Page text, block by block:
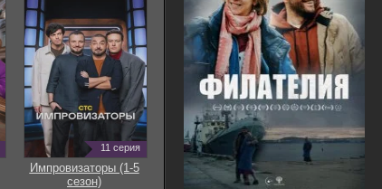
11 серия
Импровизаторы (1-5
сезон)